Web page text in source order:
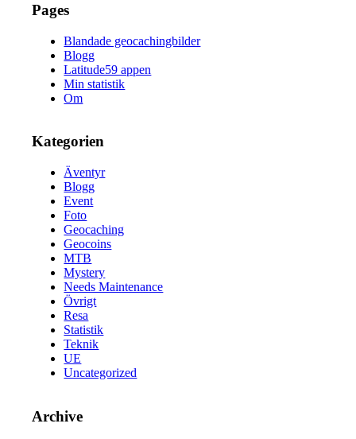
Pages
Blandade geocachingbilder
Blogg
Latitude59 appen
Min statistik
Om
Kategorien
Äventyr
Blogg
Event
Foto
Geocaching
Geocoins
MTB
Mystery
Needs Maintenance
Övrigt
Resa
Statistik
Teknik
UE
Uncategorized
Archive